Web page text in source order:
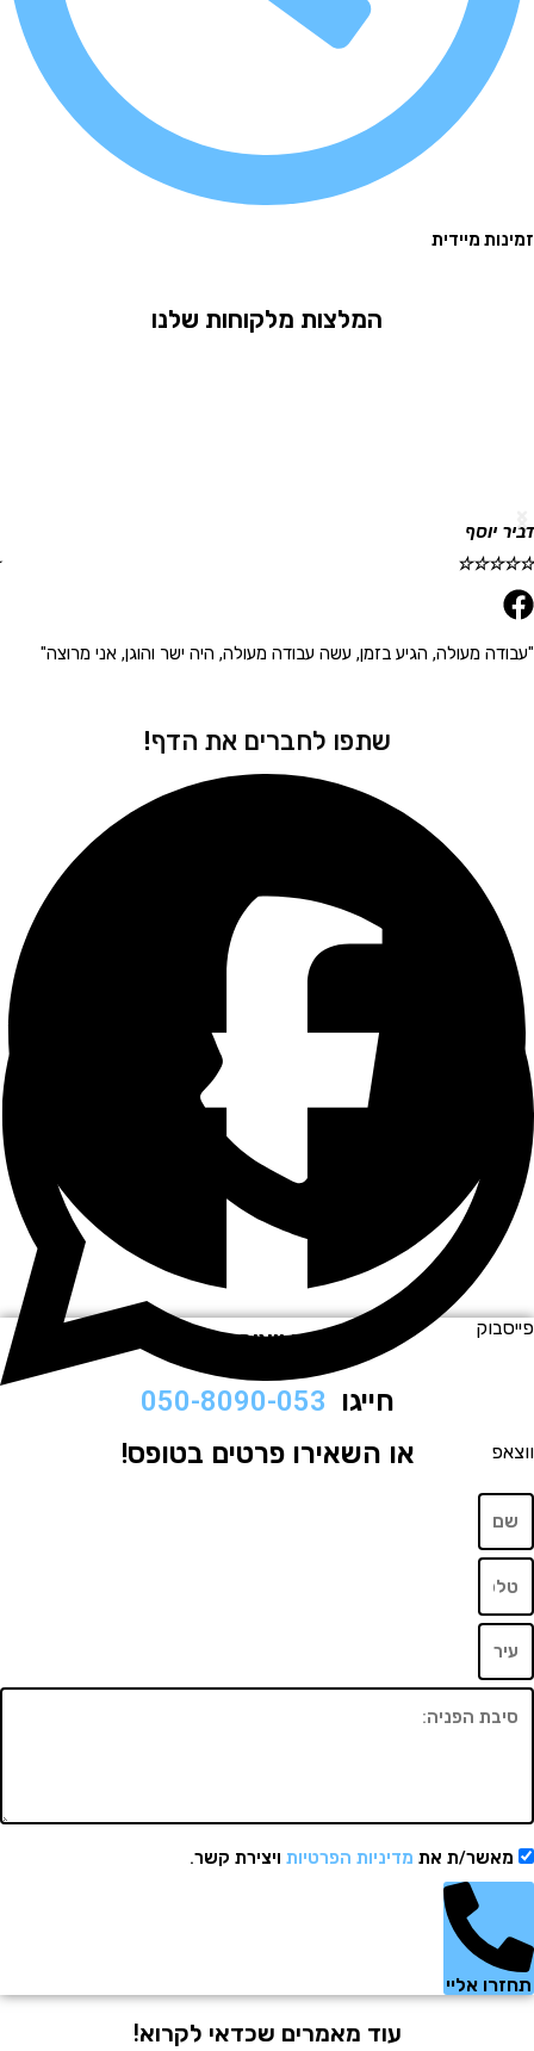
מיידית
המלצות מלקוחות שלנו
☆
☆
מעולה, הגיע בזמן, עשה עבודה מעולה, היה ישר והוגן, אני מרוצה"
שתפו לחברים את הדף!
לתיאום ויצירת קשר
חייגו050-8090-053
או השאירו פרטים בטופס!
ת אתמדיניות הפרטיותויצירת קשר.
אליי
עוד מאמרים שכדאי לקרוא!